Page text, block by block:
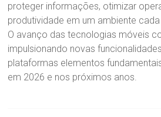
proteger informações, otimizar
produtividade em um ambiente
O avanço das tecnologias móveis
impulsionando novas
plataformas elementos
em 2026 e nos próximos anos.